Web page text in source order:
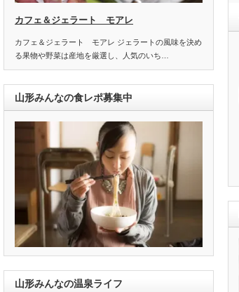
カフェ＆ジェラート モアレ
カフェ＆ジェラート モアレ ジェラートの風味を決め
る果物や野菜は産地を厳選し、人気のいち…
山形みんなの食レポ募集中
山形みんなの温泉ライフ